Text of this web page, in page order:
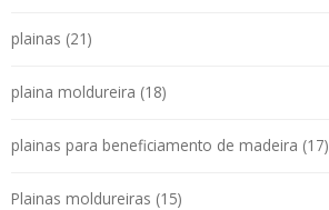
plainas (21)
plaina moldureira (18)
plainas para beneficiamento de madeira (17)
Plainas moldureiras (15)